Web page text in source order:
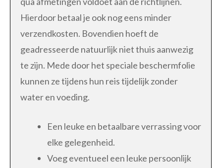
Hierdoor betaal je ook nog eens minder
verzendkosten. Bovendien hoeft de
geadresseerde natuurlijk niet thuis aanwezig
te zijn. Mede door het speciale beschermfolie
kunnen ze tijdens hun reis tijdelijk zonder
water en voeding.
Een leuke en betaalbare verrassing voor
elke gelegenheid.
Voeg eventueel een leuke persoonlijk